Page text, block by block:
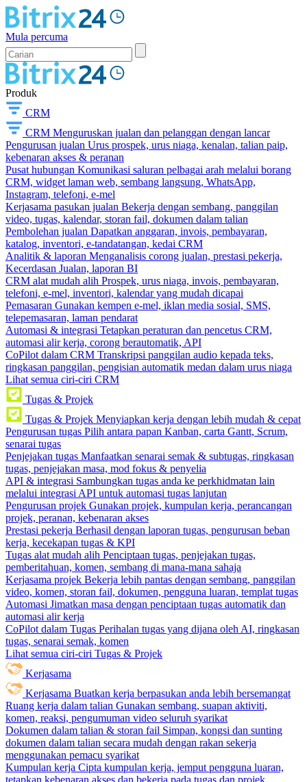
Mula percuma
Produk
CRM
CRM Menguruskan jualan dan pelanggan dengan lancar
Pengurusan jualan Urus prospek, urus niaga, kenalan, talian paip,
kebenaran akses & peranan
Pusat hubungan Komunikasi saluran pelbagai arah melalui borang
CRM, widget laman web, sembang langsung, WhatsApp,
Instagram, telefoni, e-mel
Kerjasama pasukan jualan Bekerja dengan sembang, panggilan
video, tugas, kalendar, storan fail, dokumen dalam talian
Pembolehan jualan Dapatkan anggaran, invois, pembayaran,
katalog, inventori, e-tandatangan, kedai CRM
Analitik & laporan Menganalisis corong jualan, prestasi pekerja,
Kecerdasan Jualan, laporan BI
CRM alat mudah alih Prospek, urus niaga, invois, pembayaran,
telefoni, e-mel, inventori, kalendar yang mudah dicapai
Pemasaran Gunakan kempen e-mel, iklan media sosial, SMS,
telepemasaran, laman pendarat
Automasi & integrasi Tetapkan peraturan dan pencetus CRM,
automasi alir kerja, corong berautomatik, API
CoPilot dalam CRM Transkripsi panggilan audio kepada teks,
ringkasan panggilan, pengisian automatik medan dalam urus niaga
Lihat semua ciri-ciri CRM
Tugas & Projek
Tugas & Projek Menyiapkan kerja dengan lebih mudah & cepat
Pengurusan tugas Pilih antara papan Kanban, carta Gantt, Scrum,
senarai tugas
Penjejakan tugas Manfaatkan senarai semak & subtugas, ringkasan
tugas, penjejakan masa, mod fokus & penyelia
API & integrasi Sambungkan tugas anda ke perkhidmatan lain
melalui integrasi API untuk automasi tugas lanjutan
Pengurusan projek Gunakan projek, kumpulan kerja, perancangan
projek, peranan, kebenaran akses
Prestasi pekerja Berhasil dengan laporan tugas, pengurusan beban
kerja, kecekapan tugas & KPI
Tugas alat mudah alih Penciptaan tugas, penjejakan tugas,
pemberitahuan, komen, sembang di mana-mana sahaja
Kerjasama projek Bekerja lebih pantas dengan sembang, panggilan
video, komen, storan fail, dokumen, pengguna luaran, templat tugas
Automasi Jimatkan masa dengan penciptaan tugas automatik dan
automasi alir kerja
CoPilot dalam Tugas Perihalan tugas yang dijana oleh AI, ringkasan
tugas, senarai semak, komen
Lihat semua ciri-ciri Tugas & Projek
Kerjasama
Kerjasama Buatkan kerja berpasukan anda lebih bersemangat
Ruang kerja dalam talian Gunakan sembang, suapan aktiviti,
komen, reaksi, pengumuman video seluruh syarikat
Dokumen dalam talian & storan fail Simpan, kongsi dan sunting
dokumen dalam talian secara mudah dengan rakan sekerja
menggunakan pemacu syarikat
Kumpulan kerja Cipta kumpulan kerja, jemput pengguna luaran,
tetapkan kebenaran akses dan bekerja pada tugas dan projek